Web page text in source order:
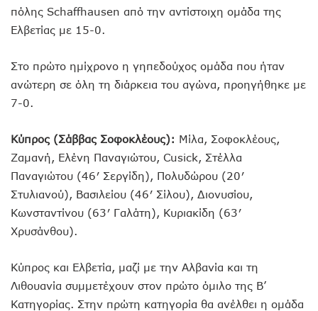
πόλης Schaffhausen από την αντίστοιχη ομάδα της
Ελβετίας με 15-0.
Στο πρώτο ημίχρονο η γηπεδούχος ομάδα που ήταν
ανώτερη σε όλη τη διάρκεια του αγώνα, προηγήθηκε με
7-0.
Κύπρος (Σάββας Σοφοκλέους): Μίλα, Σοφοκλέους,
Ζαμανή, Ελένη Παναγιώτου, Cusick, Στέλλα
Παναγιώτου (46′ Σεργίδη), Πολυδώρου (20′
Στυλιανού), Βασιλείου (46′ Σίλου), Διονυσίου,
Κωνσταντίνου (63′ Γαλάτη), Κυριακίδη (63′
Χρυσάνθου).
Κύπρος και Ελβετία, μαζί με την Αλβανία και τη
Λιθουανία συμμετέχουν στον πρώτο όμιλο της Β’
Κατηγορίας. Στην πρώτη κατηγορία θα ανέλθει η ομάδα